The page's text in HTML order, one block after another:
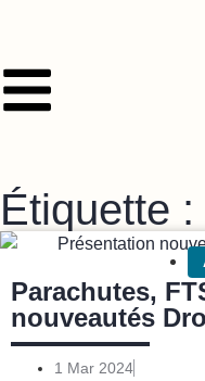
Étiquette
Parachutes,
nouveautés
1 Mar 2024